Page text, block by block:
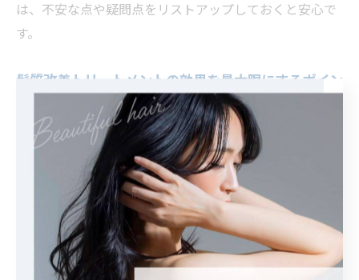
は、不安な点や疑問点をリストアップしておくと安心で
す。
髪質改善トリートメントの効果を最大限にするポイン
髪質改善トリートメントの効果を長持ちさせるには、施
術後のホームケアが欠かせません。まず、サロンで推奨
されたシャンプーやトリートメントを継続して使うこと
が重要です。特に洗浄力の強すぎない、保湿力の高い製
品を選ぶと髪のまとまりやツヤが持続しやすくなりま